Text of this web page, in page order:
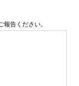
告ください。